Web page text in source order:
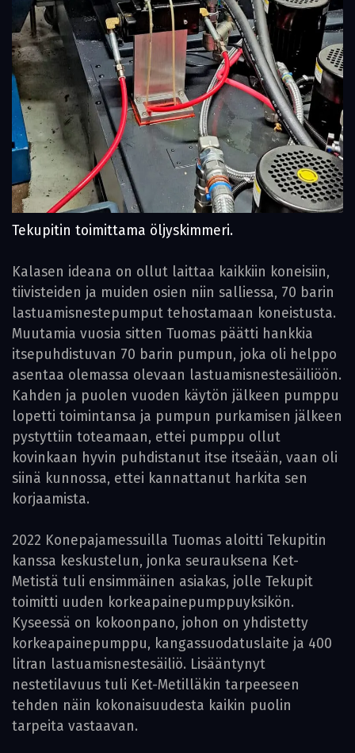
Tekupitin toimittama öljyskimmeri.
Kalasen ideana on ollut laittaa kaikkiin koneisiin,
tiivisteiden ja muiden osien niin salliessa, 70 barin
lastuamisnestepumput tehostamaan koneistusta.
Muutamia vuosia sitten Tuomas päätti hankkia
itsepuhdistuvan 70 barin pumpun, joka oli helppo
asentaa olemassa olevaan lastuamisnestesäiliöön.
Kahden ja puolen vuoden käytön jälkeen pumppu
lopetti toimintansa ja pumpun purkamisen jälkeen
pystyttiin toteamaan, ettei pumppu ollut
kovinkaan hyvin puhdistanut itse itseään, vaan oli
siinä kunnossa, ettei kannattanut harkita sen
korjaamista.
2022 Konepajamessuilla Tuomas aloitti Tekupitin
kanssa keskustelun, jonka seurauksena Ket-
Metistä tuli ensimmäinen asiakas, jolle Tekupit
toimitti uuden korkeapainepumppuyksikön.
Kyseessä on kokoonpano, johon on yhdistetty
korkeapainepumppu, kangassuodatuslaite ja 400
litran lastuamisnestesäiliö. Lisääntynyt
nestetilavuus tuli Ket-Metilläkin tarpeeseen
tehden näin kokonaisuudesta kaikin puolin
tarpeita vastaavan.